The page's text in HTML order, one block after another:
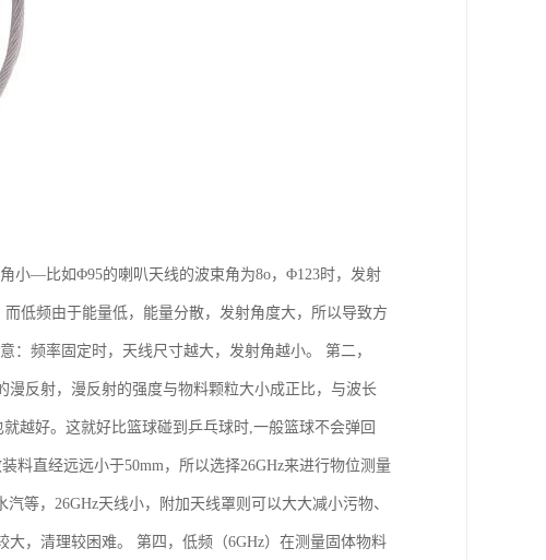
小—比如Φ95的喇叭天线的波束角为8o，Φ123时，发射
低频由于能量低，能量分散，发射角度大，所以导致方
：频率固定时，天线尺寸越大，发射角越小。 第二，
漫反射，漫反射的强度与物料颗粒大小成正比，与波长
越好。这就好比篮球碰到乒乓球时,一般篮球不会弹回
料直经远远小于50mm，所以选择26GHz来进行物位测量
等，26GHz天线小，附加天线罩则可以大大减小污物、
，清理较困难。 第四，低频（6GHz）在测量固体物料